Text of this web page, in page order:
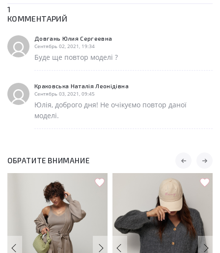
1
КОММЕНТАРИЙ
Довгань Юлия Сергеевна
Сентябрь 02, 2021, 19:34
Буде ще повтор моделі ?
Краковська Наталія Леонідівна
Сентябрь 03, 2021, 09:45
Юлія, доброго дня! Не очікуємо повтор даної
моделі.
ОБРАТИТЕ ВНИМАНИЕ